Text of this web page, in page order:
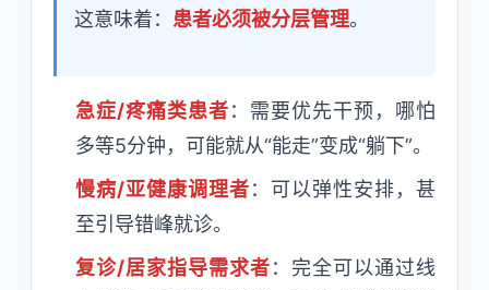
这意味着： 患者必须被分层管理。
急症/疼痛类患者：需要优先干预，哪怕
多等5分钟，可能就从“能走”变成“躺下”。
慢病/亚健康调理者：可以弹性安排，甚
至引导错峰就诊。
复诊/居家指导需求者：完全可以通过线